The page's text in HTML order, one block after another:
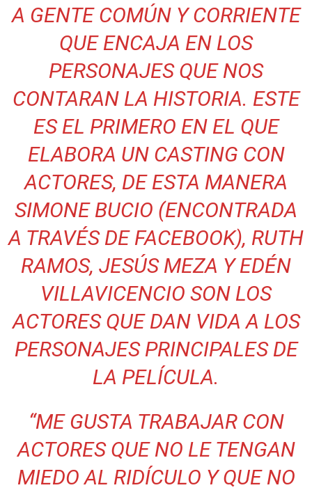
A GENTE COMÚN Y CORRIENTE
QUE ENCAJA EN LOS
PERSONAJES QUE NOS
CONTARAN LA HISTORIA. ESTE
ES EL PRIMERO EN EL QUE
ELABORA UN CASTING CON
ACTORES, DE ESTA MANERA
SIMONE BUCIO (ENCONTRADA
A TRAVÉS DE FACEBOOK), RUTH
RAMOS, JESÚS MEZA Y EDÉN
VILLAVICENCIO SON LOS
ACTORES QUE DAN VIDA A LOS
PERSONAJES PRINCIPALES DE
LA PELÍCULA.
“ME GUSTA TRABAJAR CON
ACTORES QUE NO LE TENGAN
MIEDO AL RIDÍCULO Y QUE NO